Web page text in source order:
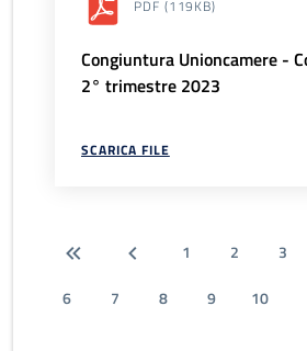
PDF (119KB)
Congiuntura Unioncamere -
2° trimestre 2023
SCARICA FILE
1 2 3
6
7 8 9 10